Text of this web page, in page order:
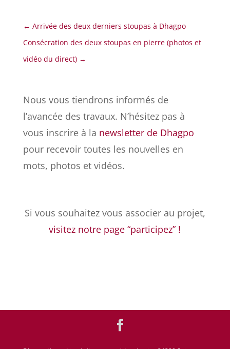
← Arrivée des deux derniers stoupas à Dhagpo
Consécration des deux stoupas en pierre (photos et
vidéo du direct)→
Nous vous tiendrons informés de
l’avancée des travaux. N’hésitez pas à
vous inscrire à la newsletter de Dhagpo
pour recevoir toutes les nouvelles en
mots, photos et vidéos.
Si vous souhaitez vous associer au projet,
visitez notre page “participez” !